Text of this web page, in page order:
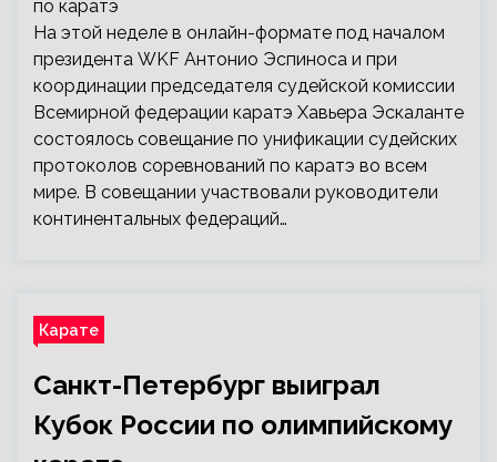
На этой неделе в онлайн-формате под началом
президента WKF Антонио Эспиноса и при
координации председателя судейской комиссии
Всемирной федерации каратэ Хавьера Эскаланте
состоялось совещание по унификации судейских
протоколов соревнований по каратэ во всем
мире. В совещании участвовали руководители
континентальных федераций…
Карате
Санкт-Петербург выиграл
Кубок России по олимпийскому